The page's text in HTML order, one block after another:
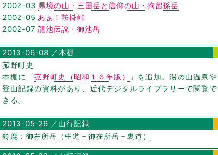
2002-03 県境の山・三国岳と信仰の山・拘留孫岳
2002-05 あぁ！鞍掛峠
2002-07 龍池伝説・御池岳
2013-06-08 ／本棚
菰野町史
本棚に「菰野町史（昭和１６年版）
」を追加。湯の山温泉や
登山記録の資料があり、近代デジタルライブラリーで閲覧で
きる。
2013-05-26 ／山行記録
鈴鹿：御在所岳（中道－御在所岳－裏道）